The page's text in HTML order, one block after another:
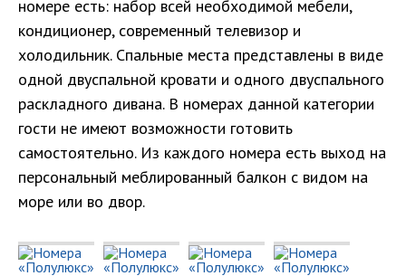
номере есть: набор всей необходимой мебели,
кондиционер, современный телевизор и
холодильник. Спальные места представлены в виде
одной двуспальной кровати и одного двуспального
раскладного дивана. В номерах данной категории
гости не имеют возможности готовить
самостоятельно. Из каждого номера есть выход на
персональный меблированный балкон с видом на
море или во двор.